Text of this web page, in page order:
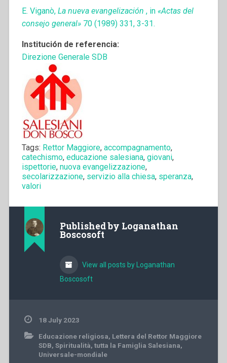
E. Viganò,La nueva evangelización , in «Actas del
consejo general»70 (1989) 331, 3-31.
Institución de referencia:
Direzione Generale SDB
Tags: Rettor Maggiore, accompagnamento,
catechismo, educazione salesiana, giovani,
ispettorie, nuova evangelizzazione,
secolarizzazione, servizio alla chiesa, speranza,
valori
Published by Loganathan
Boscosoft
View all posts by Loganathan
Boscosoft
18 July 2023
Educazione religiosa, Lettera del Rettor Maggiore
SDB, Spiritualità, tutta la Famiglia Salesiana,
Universale-mondiale